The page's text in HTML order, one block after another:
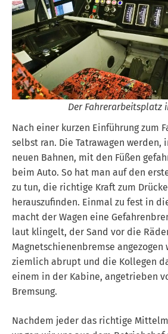
Der Fahrerarbeitsplatz
Nach einer kurzen Einführung zum
selbst ran. Die Tatrawagen werden,
neuen Bahnen, mit den Füßen
beim Auto. So hat man auf den
zu tun, die richtige Kraft zum
herauszufinden. Einmal zu fest in
macht der Wagen eine
laut klingelt, der Sand vor die
Magnetschienenbremse
ziemlich abrupt und die Kollegen
einem in der Kabine, angetrieben
Bremsung.
Nachdem jeder das richtige